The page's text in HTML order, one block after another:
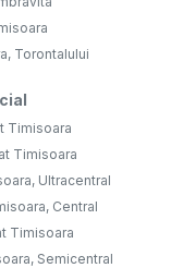
Torontalului
Timisoara
Timisoara
Ultracentral
Central
Timisoara
Semicentral